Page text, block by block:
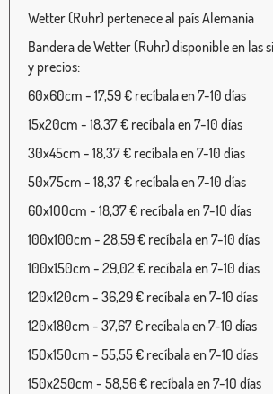
Wetter (Ruhr) pertenece al país Alemania
Bandera de Wetter (Ruhr) disponible en las
y precios:
60x60cm - 17,59 € recíbala en 7-10 días
15x20cm - 18,37 € recíbala en 7-10 días
30x45cm - 18,37 € recíbala en 7-10 días
50x75cm - 18,37 € recíbala en 7-10 días
60x100cm - 18,37 € recíbala en 7-10 días
100x100cm - 28,59 € recíbala en 7-10 días
100x150cm - 29,02 € recíbala en 7-10 días
120x120cm - 36,29 € recíbala en 7-10 días
120x180cm - 37,67 € recíbala en 7-10 días
150x150cm - 55,55 € recíbala en 7-10 días
150x250cm - 58,56 € recíbala en 7-10 días